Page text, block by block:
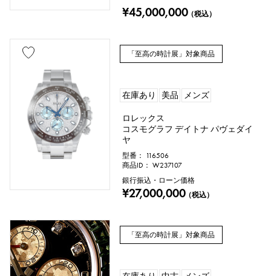
¥45,000,000（税込）
「至高の時計展」対象商品
在庫あり 美品 メンズ
ロレックス
コスモグラフ デイトナ パヴェダイ
ヤ
型番： 116506
商品ID： W237107
銀行振込・ローン価格
¥27,000,000（税込）
「至高の時計展」対象商品